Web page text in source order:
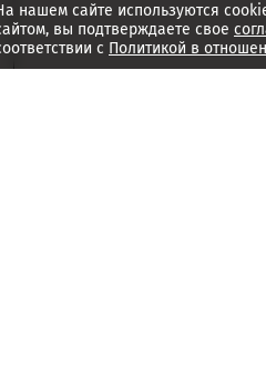
нашем сайте используются
вы подтверждаете свое
с Политикой в